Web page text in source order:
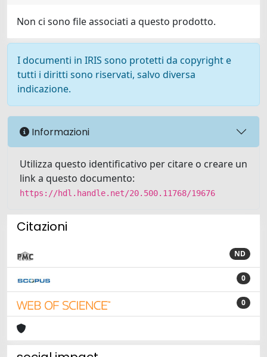
Non ci sono file associati a questo prodotto.
I documenti in IRIS sono protetti da copyright e
tutti i diritti sono riservati, salvo diversa
indicazione.
Informazioni
Utilizza questo identificativo per citare o creare un
link a questo documento:
https://hdl.handle.net/20.500.11768/19676
Citazioni
ND
0
0